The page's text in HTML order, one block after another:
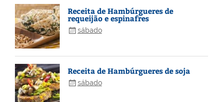
Receita de Hambúrgueres de
requeijão e espinafres
sábado
Receita de Hambúrgueres de soja
sábado